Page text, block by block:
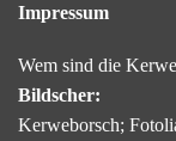
Impressum
Wem sind die
Bildscher:
Kerweborsch;